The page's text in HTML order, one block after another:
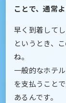
ことで、通常
早く到着して
というとき、
ね。
一般的なホテ
を支払うこと
あるんです。